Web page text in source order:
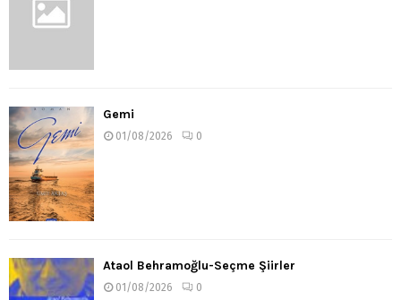
Gemi
01/08/2026 0
Ataol Behramoğlu-Seçme Şiirler
01/08/2026 0